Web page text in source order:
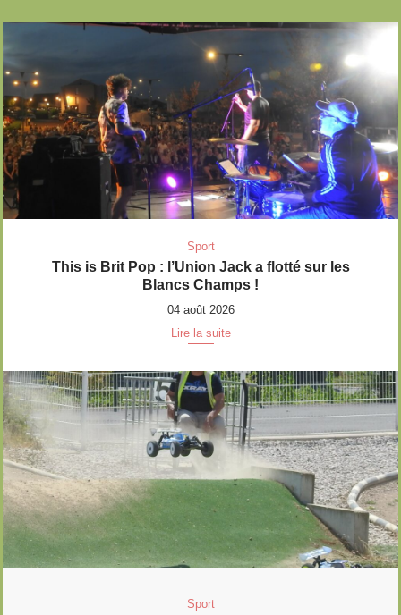
Sport
This is Brit Pop : l’Union Jack a flotté sur les
Blancs Champs !
04 août 2026
Lire la suite
Sport